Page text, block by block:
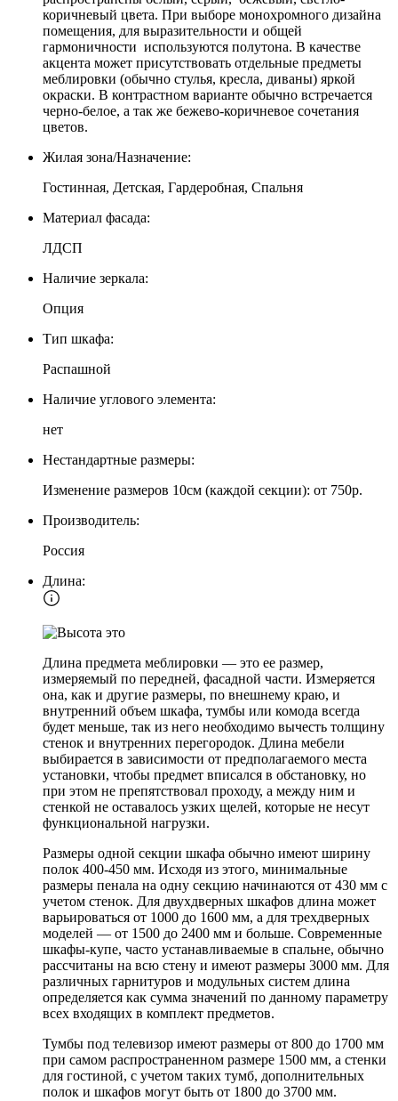
коричневый цвета. При выборе монохромного дизайна
помещения, для выразительности и общей
гармоничности используются полутона. В качестве
акцента может присутствовать отдельные предметы
меблировки (обычно стулья, кресла, диваны) яркой
окраски. В контрастном варианте обычно встречается
черно-белое, а так же бежево-коричневое сочетания
цветов.
Жилая зона/Назначение:
Гостинная, Детская, Гардеробная, Спальня
Материал фасада:
ЛДСП
Наличие зеркала:
Опция
Тип шкафа:
Распашной
Наличие углового элемента:
нет
Нестандартные размеры:
Изменение размеров 10см (каждой секции): от 750р.
Производитель:
Россия
Длина:
Длина предмета меблировки — это ее размер,
измеряемый по передней, фасадной части. Измеряется
она, как и другие размеры, по внешнему краю, и
внутренний объем шкафа, тумбы или комода всегда
будет меньше, так из него необходимо вычесть толщину
стенок и внутренних перегородок. Длина мебели
выбирается в зависимости от предполагаемого места
установки, чтобы предмет вписался в обстановку, но
при этом не препятствовал проходу, а между ним и
стенкой не оставалось узких щелей, которые не несут
функциональной нагрузки.
Размеры одной секции шкафа обычно имеют ширину
полок 400-450 мм. Исходя из этого, минимальные
размеры пенала на одну секцию начинаются от 430 мм с
учетом стенок. Для двухдверных шкафов длина может
варьироваться от 1000 до 1600 мм, а для трехдверных
моделей — от 1500 до 2400 мм и больше. Современные
шкафы-купе, часто устанавливаемые в спальне, обычно
рассчитаны на всю стену и имеют размеры 3000 мм. Для
различных гарнитуров и модульных систем длина
определяется как сумма значений по данному параметру
всех входящих в комплект предметов.
Тумбы под телевизор имеют размеры от 800 до 1700 мм
при самом распространенном размере 1500 мм, а стенки
для гостиной, с учетом таких тумб, дополнительных
полок и шкафов могут быть от 1800 до 3700 мм.